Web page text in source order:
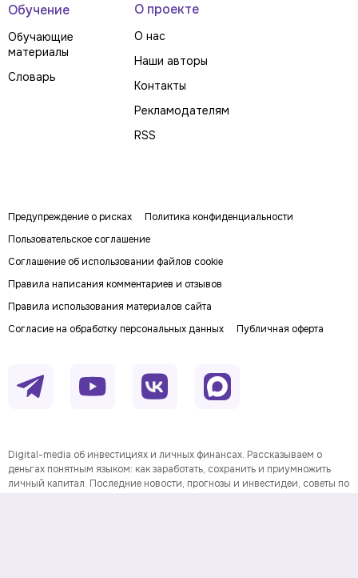
Обучение
Обучающие
материалы
Словарь
О проекте
О нас
Наши авторы
Контакты
Рекламодателям
RSS
Предупреждение о рисках
Политика конфиденциальности
Пользовательское соглашение
Соглашение об использовании файлов cookie
Правила написания комментариев и отзывов
Правила использования материалов сайта
Согласие на обработку персональных данных
Публичная оферта
Digital-media об инвестициях и личных финансах. Рассказываем о
деньгах понятным языком: как заработать, сохранить и приумножить
личный капитал. Последние новости, прогнозы и инвестидеи, советы по